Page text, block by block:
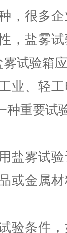
，很多
，盐雾
雾试验箱
业、轻
种重要试
盐雾试
或金属
验条件